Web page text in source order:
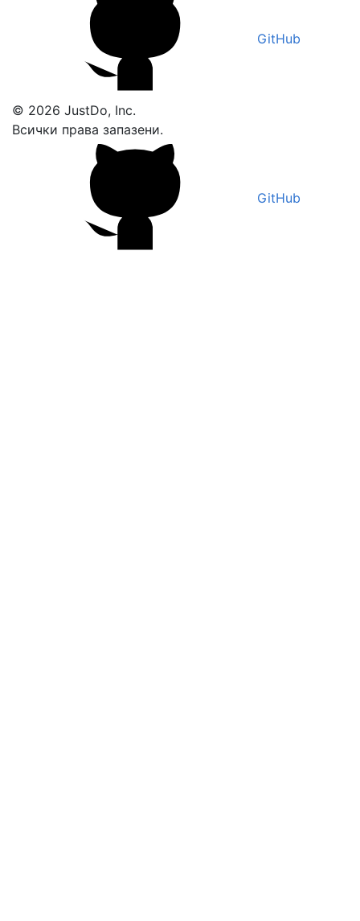
GitHub
© 2026 JustDo, Inc.
Всички права запазени.
GitHub